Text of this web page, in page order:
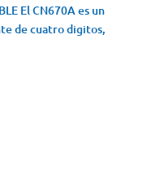
El CN670A es un
de cuatro digitos,